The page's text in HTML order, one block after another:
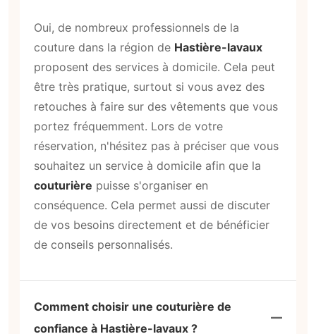
Oui, de nombreux professionnels de la
couture dans la région de Hastière-lavaux
proposent des services à domicile. Cela peut
être très pratique, surtout si vous avez des
retouches à faire sur des vêtements que vous
portez fréquemment. Lors de votre
réservation, n'hésitez pas à préciser que vous
souhaitez un service à domicile afin que la
couturière puisse s'organiser en
conséquence. Cela permet aussi de discuter
de vos besoins directement et de bénéficier
de conseils personnalisés.
Comment choisir une couturière de
confiance à Hastière-lavaux ?